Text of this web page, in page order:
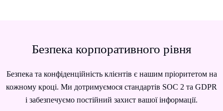
Безпека корпоративного рівня
Безпека та конфіденційність клієнтів є нашим пріоритетом на
кожному кроці. Ми дотримуємося стандартів SOC 2 та GDPR
і забезпечуємо постійний захист вашої інформації.